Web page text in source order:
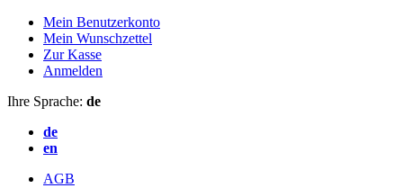
Mein Benutzerkonto
Mein Wunschzettel
Zur Kasse
Anmelden
Ihre Sprache: de
de
en
AGB